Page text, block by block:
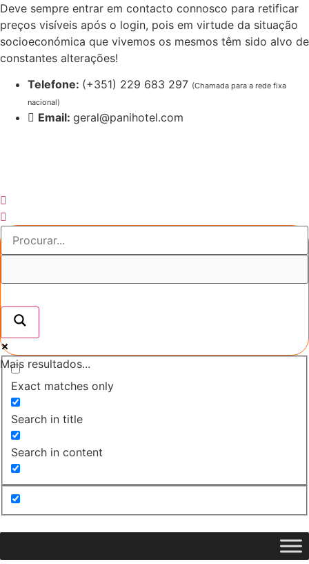
Pular
para
o
conteúdo
Deve sempre entrar em contacto connosco para retificar
preços visíveis após o login, pois em virtude da situação
socioeconómica que vivemos os mesmos têm sido alvo de
constantes alterações!
Telefone: (+351) 229 683 297 (Chamada para a rede fixa
nacional)
Email: geral@panihotel.com
Mais resultados...
Exact matches only
Search in title
Search in content